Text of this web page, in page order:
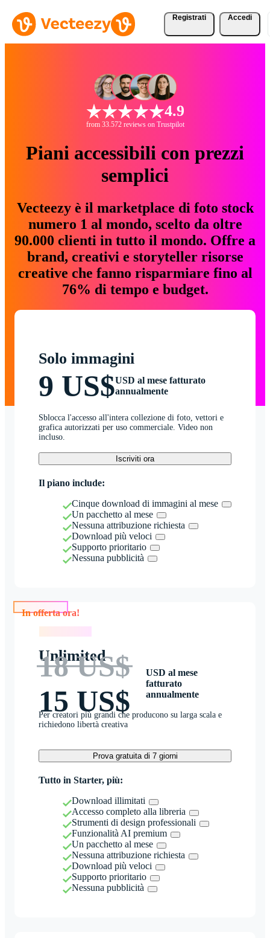
Registrati Accedi
4.9
from 33.572 reviews on Trustpilot
Piani accessibili con prezzi
semplici
Vecteezy è il marketplace di foto stock
numero 1 al mondo, scelto da oltre
90.000 clienti in tutto il mondo. Offre a
brand, creativi e storyteller risorse
creative che fanno risparmiare fino al
76% di tempo e budget.
Solo immagini
9 US$USD al mese fatturato
annualmente
Sblocca l'accesso all'intera collezione di foto, vettori e
grafica autorizzati per uso commerciale. Video non
incluso.
Iscriviti ora
Il piano include:
Cinque download di immagini al mese
Un pacchetto al mese
Nessuna attribuzione richiesta
Download più veloci
Supporto prioritario
Nessuna pubblicità
Unlimited
18 US$
15 US$
USD al mese
fatturato
annualmente
Per creatori più grandi che producono su larga scala e
richiedono libertà creativa
Prova gratuita di 7 giorni
Tutto in Starter, più:
Download illimitati
Accesso completo alla libreria
Strumenti di design professionali
Funzionalità AI premium
Un pacchetto al mese
Nessuna attribuzione richiesta
Download più veloci
Supporto prioritario
Nessuna pubblicità